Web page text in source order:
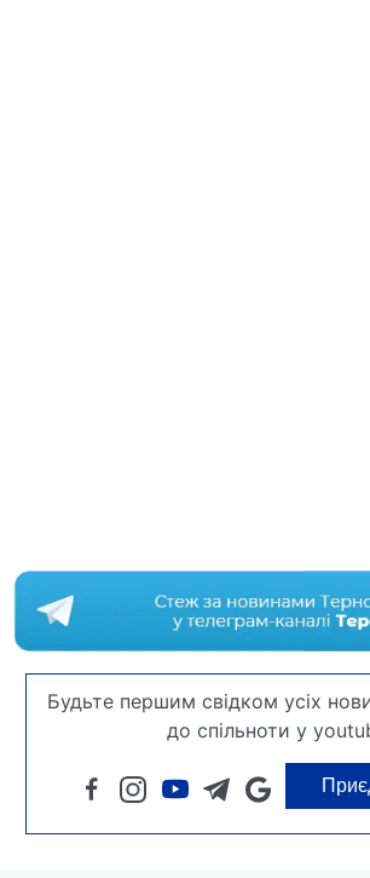
Будьте першим свідком усіх
до спільноти у